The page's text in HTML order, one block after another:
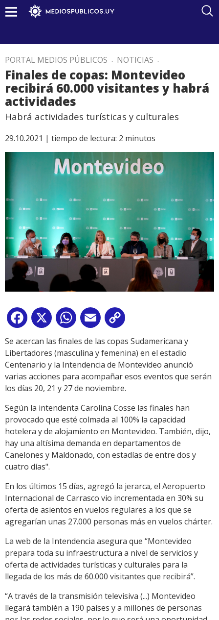
PORTAL MEDIOS PÚBLICOS . NOTICIAS .
Finales de copas: Montevideo
recibirá 60.000 visitantes y habrá
actividades
Habrá actividades turísticas y culturales
29.10.2021 | tiempo de lectura: 2 minutos
Facebook
X WhatsApp
Email
Link
Se acercan las finales de las copas Sudamericana y
Libertadores (masculina y femenina) en el estadio
Centenario y la Intendencia de Montevideo anunció
varias acciones para acompañar esos eventos que serán
los días 20, 21 y 27 de noviembre.
Según la intendenta Carolina Cosse las finales han
provocado que esté colmada al 100% la capacidad
hotelera y de alojamiento en Montevideo. También, dijo,
hay una altísima demanda en departamentos de
Canelones y Maldonado, con estadías de entre dos y
cuatro días".
En los últimos 15 días, agregó la jerarca, el Aeropuerto
Internacional de Carrasco vio incrementada en 30% su
oferta de asientos en vuelos regulares a los que se
agregarían unas 27.000 personas más en vuelos chárter.
La web de la Intendencia asegura que “Montevideo
prepara toda su infraestructura a nivel de servicios y
oferta de actividades turísticas y culturales para la
llegada de los más de 60.000 visitantes que recibirá”.
“A través de la transmisión televisiva (...) Montevideo
llegará también a 190 países y a millones de personas